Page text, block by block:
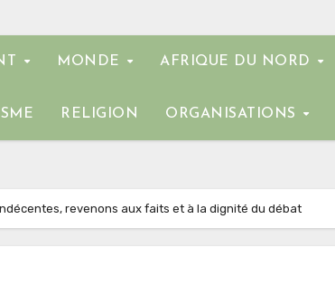
MONDE AFRIQUE DU NORD
RELIGION ORGANISATIONS
revenons aux faits et à la dignité du débat